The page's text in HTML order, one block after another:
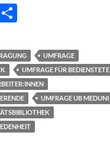
le
n
UMFRAGE
UMFRAGE FÜR BEDIENSTETE
UMFRAGE UB MEDUNI